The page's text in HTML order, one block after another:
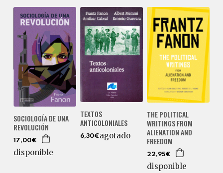
SOCIOLOGÍA DE UNA
REVOLUCIÓN
17,00€
disponible
TEXTOS
ANTICOLONIALES
6,30€agotado
THE POLITICAL
WRITINGS FROM
ALIENATION AND
FREEDOM
22,95€
disponible